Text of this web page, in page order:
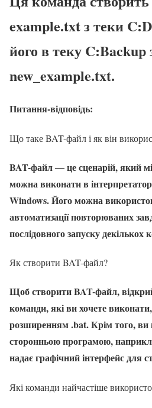
example.txt з теки
його в теку C:Backup
new_example.txt.
Питання-відповідь:
Що таке BAT-файл і як він
BAT-файл — це сценарій, який
можна виконати в
Windows. Його можна
автоматизації повторюваних
послідовного запуску декількох
Як створити BAT-файл?
Щоб створити BAT-файл,
команди, які ви хочете
розширенням .bat. Крім того, ви
сторонньою програмою,
надає графічний інтерфейс для
Які команди найчастіше